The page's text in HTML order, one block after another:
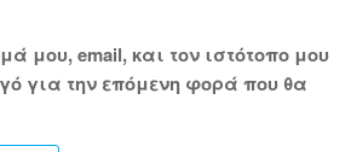
μου, email, και τον ιστότοπο μου
για την επόμενη φορά που θα